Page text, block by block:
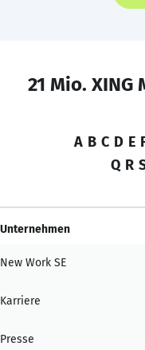
21 Mio.
A B C D E
Q R
Unternehmen
New Work SE
Karriere
Presse